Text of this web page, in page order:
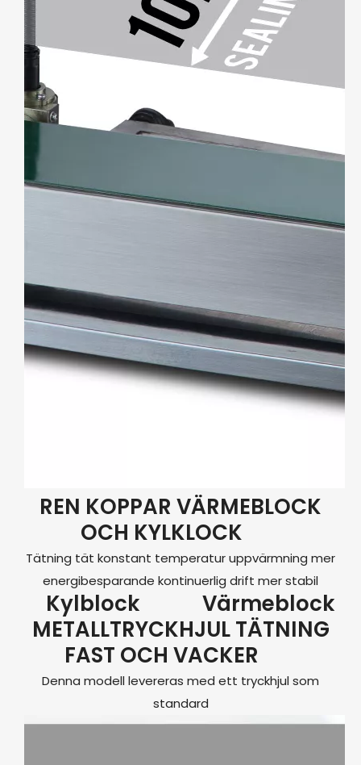
REN KOPPAR VÄRMEBLOCK
OCH KYLKLOCK
Tätning tät konstant temperatur uppvärmning mer
energibesparande kontinuerlig drift mer stabil
Kylblock
Värmeblock
METALLTRYCKHJUL TÄTNING
FAST OCH VACKER
Denna modell levereras med ett tryckhjul som
standard